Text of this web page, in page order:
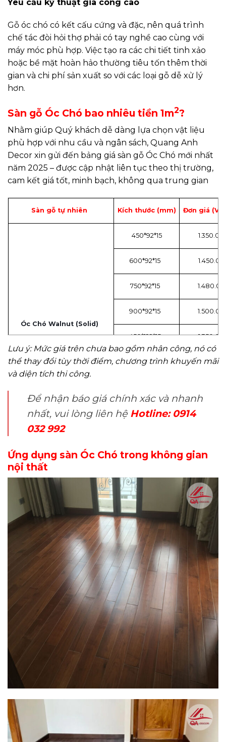
Yêu cầu kỹ thuật gia công cao
Gỗ óc chó có kết cấu cứng và đặc, nên quá trình
chế tác đòi hỏi thợ phải có tay nghề cao cùng với
máy móc phù hợp. Việc tạo ra các chi tiết tinh xảo
hoặc bề mặt hoàn hảo thường tiêu tốn thêm thời
gian và chi phí sản xuất so với các loại gỗ dễ xử lý
hơn.
Sàn gỗ Óc Chó bao nhiêu tiền 1m2?
Nhằm giúp Quý khách dễ dàng lựa chọn vật liệu
phù hợp với nhu cầu và ngân sách, Quang Anh
Decor xin gửi đến bảng giá sàn gỗ Óc Chó mới nhất
năm 2025 – được cập nhật liên tục theo thị trường,
cam kết giá tốt, minh bạch, không qua trung gian
Sàn gỗ tự nhiên Kích thước (mm) Đơn giá
Óc Chó Walnut (Solid)
450*92*15
600*92*15
750*92*15
900*92*15
450*122*15
600*122*15
900*122*15
Óc Chó (Walnut) Solid 450*92*15
Óc Chó (Walnut) Engineered 450*92*15
Lưu ý: Mức giá trên chưa bao gồm nhân công, nó có
thể thay đổi tùy thời điểm, chương trình khuyến mãi
và diện tích thi công.
Để nhận báo giá chính xác và nhanh
nhất, vui lòng liên hệHotline: 0914
032 992
Ứng dụng sàn Óc Chó trong không gian
nội thất